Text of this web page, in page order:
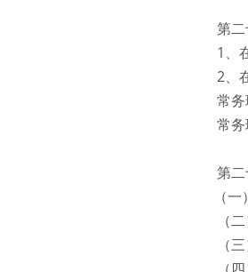
第二
1、在
2、在
常务理
常务理
第二十
（一）
（二）
（三）